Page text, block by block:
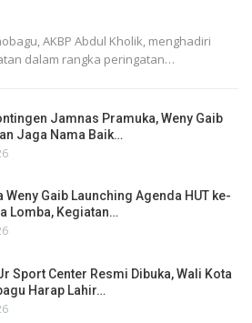
AKBP Abdul Kholik, menghadiri
dalam rangka peringatan…
Jamnas Pramuka, Weny Gaib
Jaga Nama Baik…
Weny Gaib Launching Agenda HUT ke-
Lomba, Kegiatan…
Sport Center Resmi Dibuka, Wali Kota
Harap Lahir…